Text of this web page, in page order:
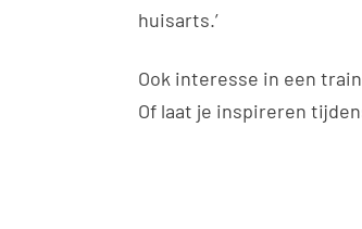
huisarts.’
Ook interesse in een
Of laat je inspireren